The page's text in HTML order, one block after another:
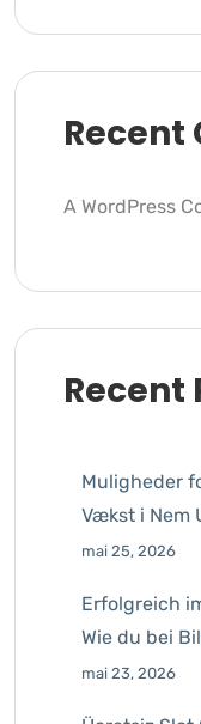
Recent
A WordPress
Recent
Muligheder
Vækst i Nem
mai 25, 2026
Erfolgreich
Wie du bei
mai 23, 2026